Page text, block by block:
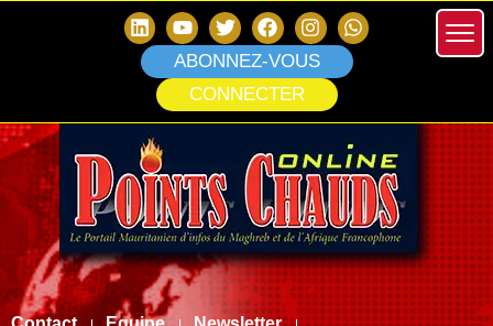
ABONNEZ-VOUS
CONNECTER